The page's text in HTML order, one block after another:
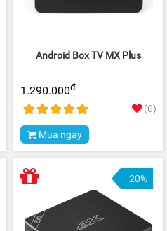
Android Box TV MX Plus
1.290.000đ
(0)
Mua ngay
-20%